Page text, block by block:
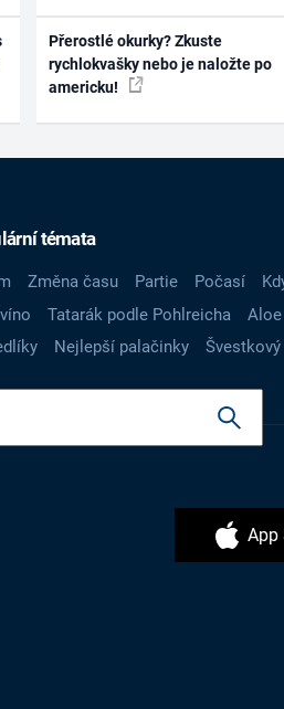
Přerostlé okurky? Zkuste
rychlokvašky nebo je naložte po
americku!
témata
Změna času Partie Počasí
Tatarák podle Pohlreicha Aloe
Nejlepší palačinky
App